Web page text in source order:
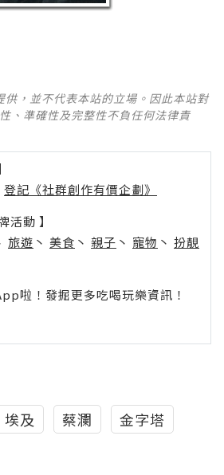
供，並不代表本站的立場。因此本站對
、準確性及完整性不負任何法律責
登記《社群創作有價企劃》
活動 】
旅遊 丶 美食 丶 親子 丶 寵物 丶 扮靚
啦！發掘更多吃喝玩樂資訊！
及 蔡瀾 金字塔